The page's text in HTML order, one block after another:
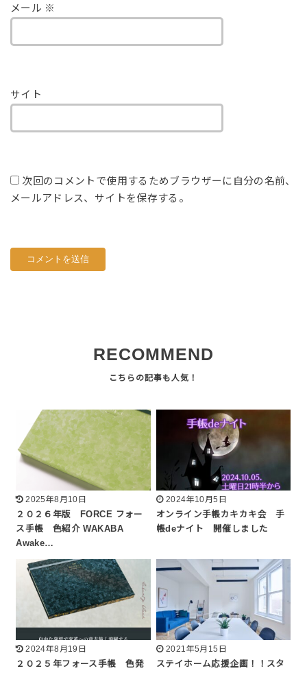
メール ※
サイト
次回のコメントで使用するためブラウザーに自分の名前、
メールアドレス、サイトを保存する。
RECOMMEND
2025年8月10日
２０２６年版 FORCE フォー
ス手帳 色紹介 WAKABA
Awake…
2024年10月5日
オンライン手帳カキカキ会 手
帳deナイト 開催しました
2024年8月19日
２０２５年フォース手帳 色発
2021年5月15日
ステイホーム応援企画！！スタ